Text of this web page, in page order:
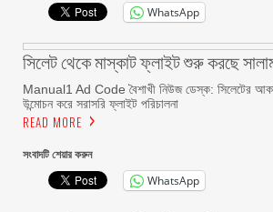
WhatsApp
সিলেট থেকে মাস্কাট ফ্লাইট শুরু করছে
Manual1 Ad Code বৈশাখী নিউজ ডেস্ক: সিলেটের
উন্মোচন করে সরাসরি ফ্লাইট পরিচালনা
READ MORE
সংবাদটি শেয়ার করুন
WhatsApp